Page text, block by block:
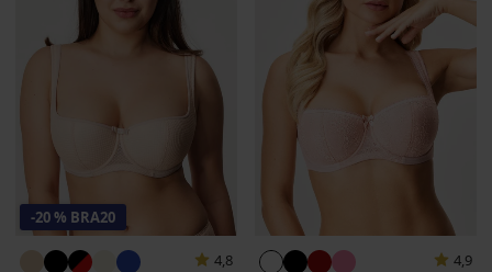
-20 % BRA20
4,8
4,9